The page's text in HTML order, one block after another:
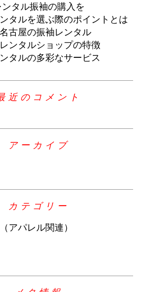
タル振袖の購入を
タルを選ぶ際のポイントとは
古屋の振袖レンタル
ンタルショップの特徴
タルの多彩なサービス
近のコメント
アーカイブ
カテゴリー
アパレル関連）